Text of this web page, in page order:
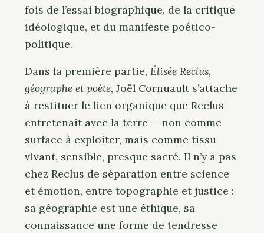
fois de l’essai biographique, de la critique
idéologique, et du manifeste poético-
politique.
Dans la première partie, Élisée Reclus,
géographe et poète, Joël Cornuault s’attache
à restituer le lien organique que Reclus
entretenait avec la terre — non comme
surface à exploiter, mais comme tissu
vivant, sensible, presque sacré. Il n’y a pas
chez Reclus de séparation entre science
et émotion, entre topographie et justice :
sa géographie est une éthique, sa
connaissance une forme de tendresse